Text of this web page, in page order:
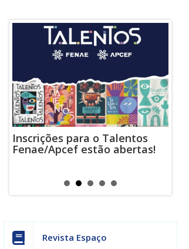
Inscrições para o Talentos
Fenae/Apcef estão abertas!
Revista Espaço